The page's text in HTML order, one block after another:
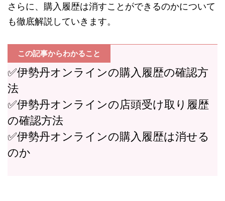
さらに、購入履歴は消すことができるのかについて
も徹底解説していきます。
この記事からわかること
✅伊勢丹オンラインの購入履歴の確認方
法
✅伊勢丹オンラインの店頭受け取り履歴
の確認方法
✅伊勢丹オンラインの購入履歴は消せる
のか